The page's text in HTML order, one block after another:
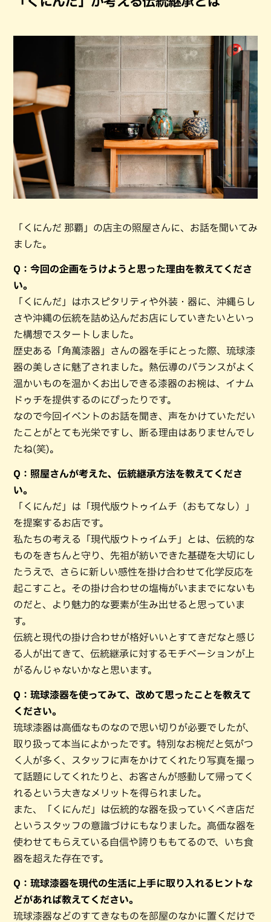
「くにんだ 那覇」の店主の照屋さんに、お話を聞いてみ
ました。
Q：今回の企画をうけようと思った理由を教えてくださ
い。
「くにんだ」はホスピタリティや外装・器に、沖縄らし
さや沖縄の伝統を詰め込んだお店にしていきたいといっ
た構想でスタートしました。
歴史ある「角萬漆器」さんの器を手にとった際、琉球漆
器の美しさに魅了されました。熱伝導のバランスがよく
温かいものを温かくお出しできる漆器のお椀は、イナム
ドゥチを提供するのにぴったりです。
なので今回イベントのお話を聞き、声をかけていただい
たことがとても光栄ですし、断る理由はありませんでし
たね(笑)。
Q：照屋さんが考えた、伝統継承方法を教えてくださ
い。
「くにんだ」は「現代版ウトゥイムチ（おもてなし）」
を提案するお店です。
私たちの考える「現代版ウトゥイムチ」とは、伝統的な
ものをきちんと守り、先祖が紡いできた基礎を大切にし
たうえで、さらに新しい感性を掛け合わせて化学反応を
起こすこと。その掛け合わせの塩梅がいままでにないも
のだと、より魅力的な要素が生み出せると思っていま
す。
伝統と現代の掛け合わせが格好いいとすてきだなと感じ
る人が出てきて、伝統継承に対するモチベーションが上
がるんじゃないかなと思います。
Q：琉球漆器を使ってみて、改めて思ったことを教えて
ください。
琉球漆器は高価なものなので思い切りが必要でしたが、
取り扱って本当によかったです。特別なお椀だと気がつ
く人が多く、スタッフに声をかけてくれたり写真を撮っ
て話題にしてくれたりと、お客さんが感動して帰ってく
れるという大きなメリットを得られました。
また、「くにんだ」は伝統的な器を扱っていくべき店だ
というスタッフの意識づけにもなりました。高価な器を
使わせてもらえている自信や誇りももてるので、いち食
器を超えた存在です。
Q：琉球漆器を現代の生活に上手に取り入れるヒントな
どがあれば教えてください。
琉球漆器などのすてきなものを部屋のなかに置くだけで